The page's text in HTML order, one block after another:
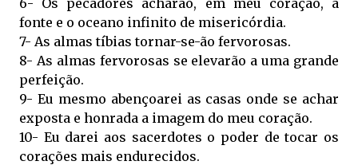
6- Os pecadores acharão, em meu coração, a
fonte e o oceano infinito de misericórdia.
7- As almas tíbias tornar-se-ão fervorosas.
8- As almas fervorosas se elevarão a uma grande
perfeição.
9- Eu mesmo abençoarei as casas onde se achar
exposta e honrada a imagem do meu coração.
10- Eu darei aos sacerdotes o poder de tocar os
corações mais endurecidos.